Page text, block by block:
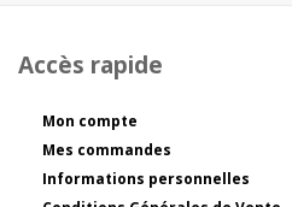
Accès rapide
Mon compte
Mes commandes
Informations personnelles